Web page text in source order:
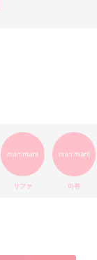
リファ 마쮸
おしゃれ
韓国料理
アイシャドウ